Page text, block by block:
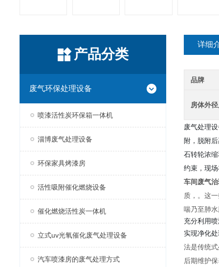
产品分类
废气环保处理设备
喷漆活性炭环保箱一体机
淄博废气处理设备
环保家具烤漆房
活性吸附催化燃烧设备
催化燃烧活性炭一体机
立式uv光氧催化废气处理设备
汽车喷漆房的废气处理方式
详细
品牌
房体外
废气处理
附，脱附
石转轮浓
约束，现
车间废气
质， 。这
喘乃至肺
充分利用
实现净化
法是传统
后期维护